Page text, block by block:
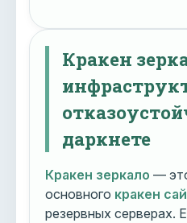
Кракен
даркнете
Кракен зеркало —
основного кракен
резервных серверах.